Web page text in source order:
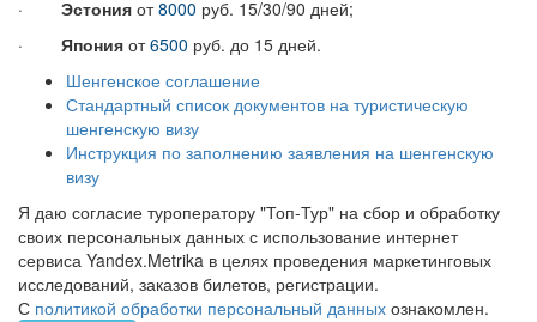
· Эстония от8000 руб. 15/30/90 дней;
· Япония от6500 руб. до 15 дней.
Шенгенское соглашение
Стандартный список документов на туристическую
шенгенскую визу
Инструкция по заполнению заявления на шенгенскую
визу
Я даю согласие туроператору "Топ-Тур" на сбор и обработку
своих персональных данных с использование интернет
сервиса Yandex.Metrika в целях проведения маркетинговых
исследований, заказов билетов, регистрации.
С политикой обработки персональный данных ознакомлен.